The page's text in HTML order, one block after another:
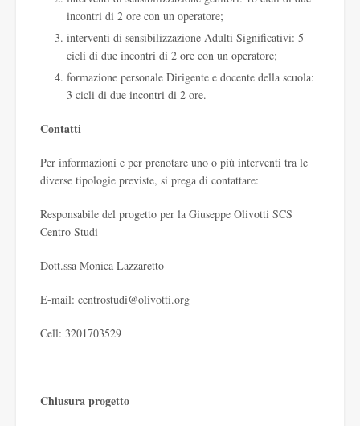
incontri di 2 ore con un operatore;
interventi di sensibilizzazione Adulti Significativi: 5
cicli di due incontri di 2 ore con un operatore;
formazione personale Dirigente e docente della scuola:
3 cicli di due incontri di 2 ore.
Contatti
Per informazioni e per prenotare uno o più interventi tra le
diverse tipologie previste, si prega di contattare:
Responsabile del progetto per la Giuseppe Olivotti SCS
Centro Studi
Dott.ssa Monica Lazzaretto
E-mail: centrostudi@olivotti.org
Cell: 3201703529
Chiusura progetto